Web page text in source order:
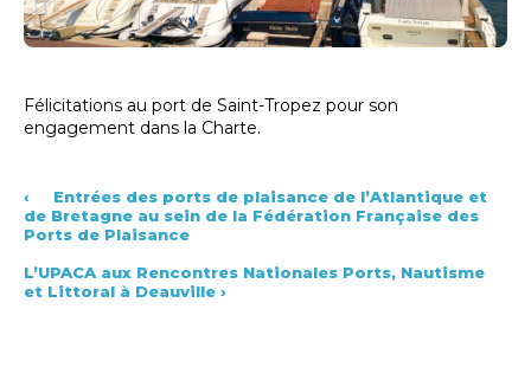
Félicitations au port de Saint-Tropez pour son
engagement dans la Charte.
‹
Entrées des ports de plaisance de l’Atlantique et
de Bretagne au sein de la Fédération Française des
Ports de Plaisance
L’UPACA aux Rencontres Nationales Ports, Nautisme
et Littoral à Deauville ›